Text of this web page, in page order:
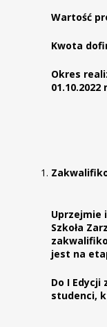
Wartość
Kwota
Okres
01.10.2022
Uprzejmie
Szkoła
jest na
Do I
studenci,